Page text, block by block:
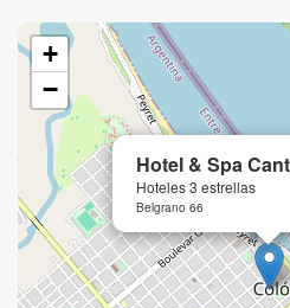
Hotel & Spa
Hoteles 3 estrellas
Belgrano 66
+
−